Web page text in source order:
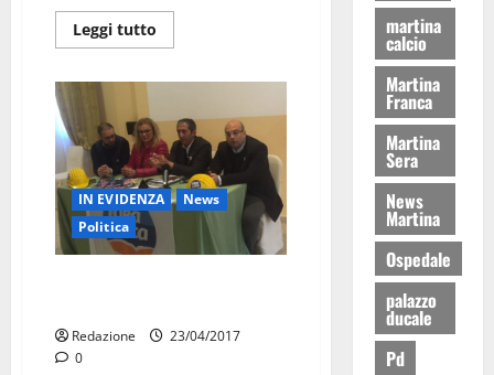
Leggi tutto
IN EVIDENZA
News
Politica
Redazione
23/04/2017
0
martina
calcio
Martina
Franca
Martina
Sera
News
Martina
Ospedale
palazzo
ducale
Pd